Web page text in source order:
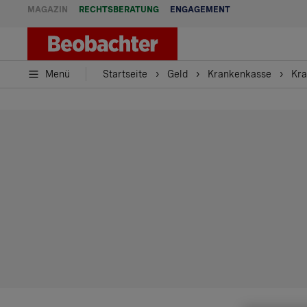
MAGAZIN RECHTSBERATUNG ENGAGEMENT
Menü Startseite Geld Krankenkasse